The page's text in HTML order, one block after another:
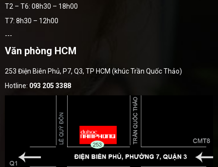
T2 – T6: 08h30 – 18h00
T7: 8h30 – 12h00
---
Văn phòng HCM
253 Điện Biên Phủ, P7, Q3, TP HCM (khúc Trần Quốc Thảo)
Hotline: 093 205 3388